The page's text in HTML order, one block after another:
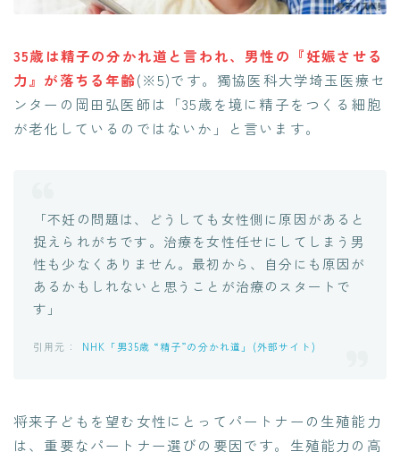
35歳は精子の分かれ道と言われ、男性の『妊娠させる
力』が落ちる年齢(※5)です。獨協医科大学埼玉医療セ
ンターの岡田弘医師は「35歳を境に精子をつくる細胞
が老化しているのではないか」と言います。
「不妊の問題は、どうしても女性側に原因があると
捉えられがちです。治療を女性任せにしてしまう男
性も少なくありません。最初から、自分にも原因が
あるかもしれないと思うことが治療のスタートで
す」
NHK「男35歳 “精子”の分かれ道」(外部サイト)
将来子どもを望む女性にとってパートナーの生殖能力
は、重要なパートナー選びの要因です。生殖能力の高